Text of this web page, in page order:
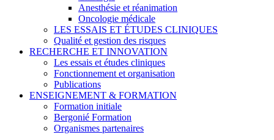
Anesthésie et réanimation
Oncologie médicale
LES ESSAIS ET ÉTUDES CLINIQUES
Qualité et gestion des risques
RECHERCHE ET INNOVATION
Les essais et études cliniques
Fonctionnement et organisation
Publications
ENSEIGNEMENT & FORMATION
Formation initiale
Bergonié Formation
Organismes partenaires